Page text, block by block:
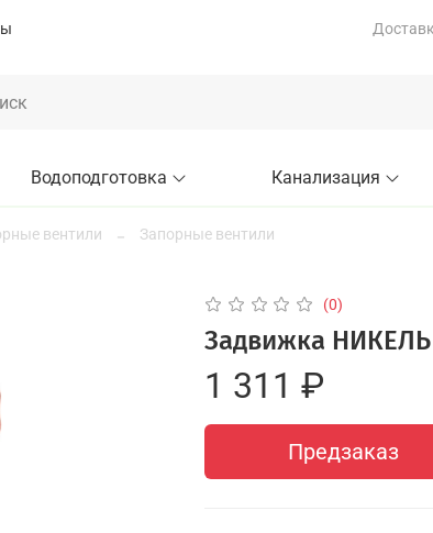
Водоподготовка Канализация
вентили Запорные вентили
(0)
Задвижка НИКЕЛЬ
1 311 ₽
Предзаказ